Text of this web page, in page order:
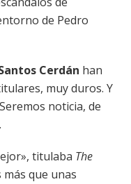
de Pedro
Cerdán han
muy duros. Y
noticia, de
titulaba The
más que unas